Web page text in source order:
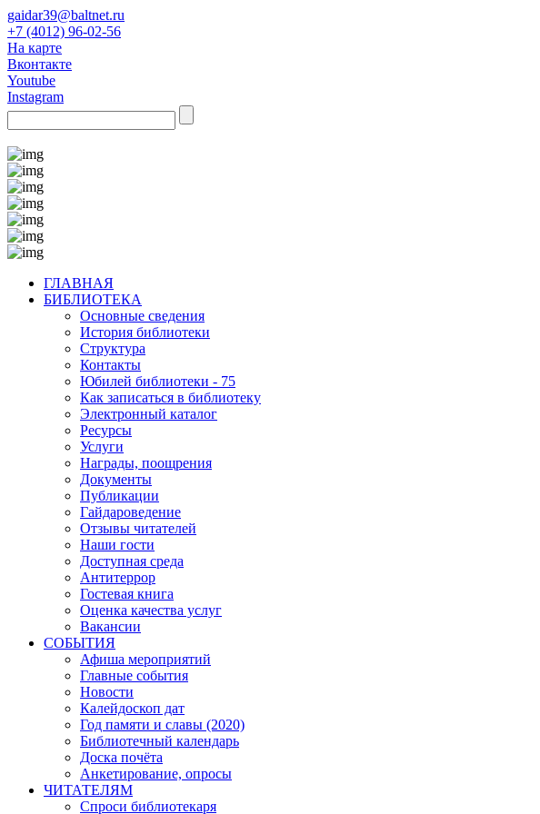
gaidar39@baltnet.ru
+7 (4012) 96-02-56
На карте
Вконтакте
Youtube
Instagram
ГЛАВНАЯ
БИБЛИОТЕКА
Основные сведения
История библиотеки
Структура
Контакты
Юбилей библиотеки - 75
Как записаться в библиотеку
Электронный каталог
Ресурсы
Услуги
Награды, поощрения
Документы
Публикации
Гайдароведение
Отзывы читателей
Наши гости
Доступная среда
Антитеррор
Гостевая книга
Оценка качества услуг
Вакансии
СОБЫТИЯ
Афиша мероприятий
Главные события
Новости
Калейдоскоп дат
Год памяти и славы (2020)
Библиотечный календарь
Доска почёта
Анкетирование, опросы
ЧИТАТЕЛЯМ
Спроси библиотекаря